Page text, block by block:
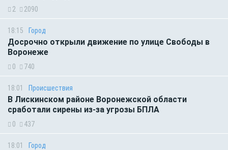
2 2090
18:15 Город
Досрочно открыли движение по улице Свободы в
Воронеже
0 740
18:01 Происшествия
В Лискинском районе Воронежской области
сработали сирены из-за угрозы БПЛА
0 437
18:01 Город